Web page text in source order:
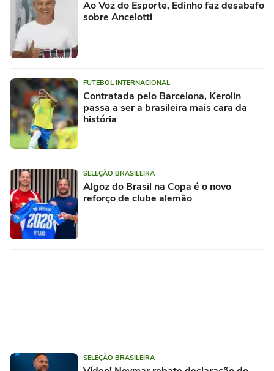
Ao Voz do Esporte, Edinho faz desabafo
sobre Ancelotti
FUTEBOL INTERNACIONAL
Contratada pelo Barcelona, Kerolin
passa a ser a brasileira mais cara da
história
SELEÇÃO BRASILEIRA
Algoz do Brasil na Copa é o novo
reforço de clube alemão
SELEÇÃO BRASILEIRA